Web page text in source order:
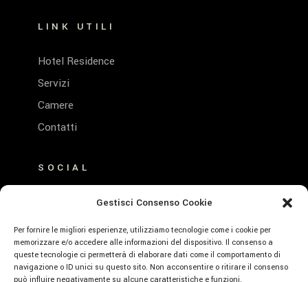
Gestisci Consenso Cookie
Per fornire le migliori esperienze, utilizziamo tecnologie come i cookie per
memorizzare e/o accedere alle informazioni del dispositivo. Il consenso a
queste tecnologie ci permetterà di elaborare dati come il comportamento di
navigazione o ID unici su questo sito. Non acconsentire o ritirare il consenso
può influire negativamente su alcune caratteristiche e funzioni.
LINK UTILI
Hotel Residence
Servizi
Camere
Contatti
SOCIAL